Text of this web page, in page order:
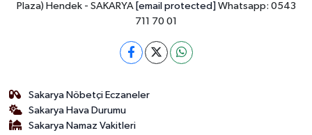
Plaza) Hendek - SAKARYA [email protected] Whatsapp: 0543
711 70 01
Sakarya Nöbetçi Eczaneler
Sakarya Hava Durumu
Sakarya Namaz Vakitleri